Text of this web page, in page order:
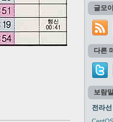
글모
다른
보람
전라선